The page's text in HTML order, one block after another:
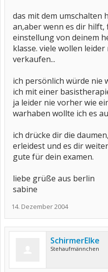
das mit dem umschalten
an,aber wenn es dir hilft,
einstellung von deinem
klasse. viele wollen
verkaufen...
ich persönlich würde nie
ich mit einer
ja leider nie vorher wie
warhaben wollte ich es
ich drücke dir die
erleidest und es dir
gute für dein examen.
liebe grüße aus berlin
sabine
14. Dezember 2004
SchirmerElke
Stehaufmännchen